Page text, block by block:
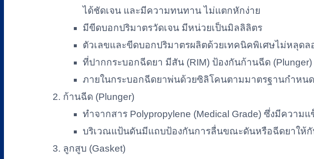
ได้ชัดเจน และมีความทนทาน ไม่แตกหักง่าย
มีขีดบอกปริมาตรวัดเจน มีหน่วยเป็นมิลลิลิตร
ตัวเลขและขีดบอกปริมาตรผลิตด้วยเทคนิคพิเศษไม่หลุด
ที่ปากกระบอกฉีดยา มีสัน (RIM) ป้องกันก้านฉีด
ภายในกระบอกฉีดยาพ่นด้วยซิลิโคนตามมาตรฐานกำหน
ก้านฉีด (Plunger)
ทำจากสาร Polypropylene (Medical Grade) ซึ่งมีความ
บริเวณแป้นดันมีแถบป้องกันการลื่นขณะดันหรือฉีดยาให้กั
ลูกสูบ (Gasket)